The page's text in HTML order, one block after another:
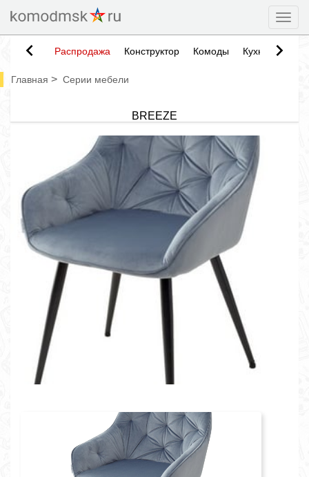
Распродажа Конструктор Комоды Кухни
Главная > Серии мебели
BREEZE